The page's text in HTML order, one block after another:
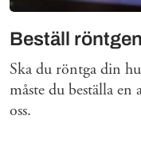
Beställ
Ska du röntga din
måste du beställa
oss.